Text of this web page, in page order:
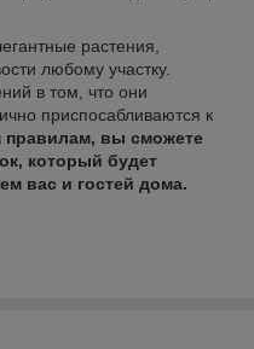
растения,
любому участку.
в том, что они
приспосабливаются к
правилам, вы сможете
который будет
вас и гостей дома.